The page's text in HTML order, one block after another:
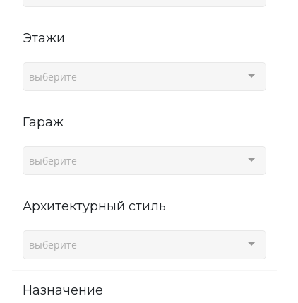
этажи
выберите
гараж
выберите
Архитектурный стиль
выберите
Назначение